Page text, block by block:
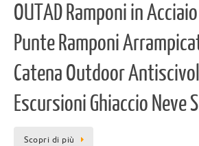
OUTAD Ramponi in
Punte Ramponi
Catena Outdoor
Escursioni Ghiaccio Neve
Scopri di più